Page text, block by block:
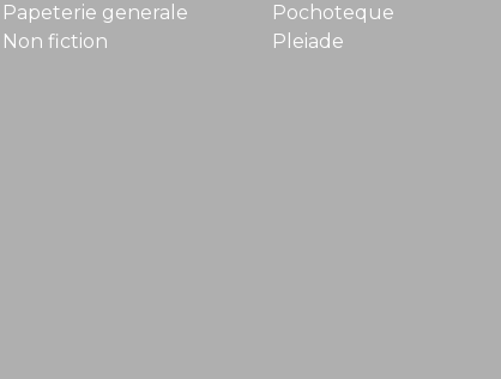
Papeterie generale
Non fiction
Pochoteque
Pleiade